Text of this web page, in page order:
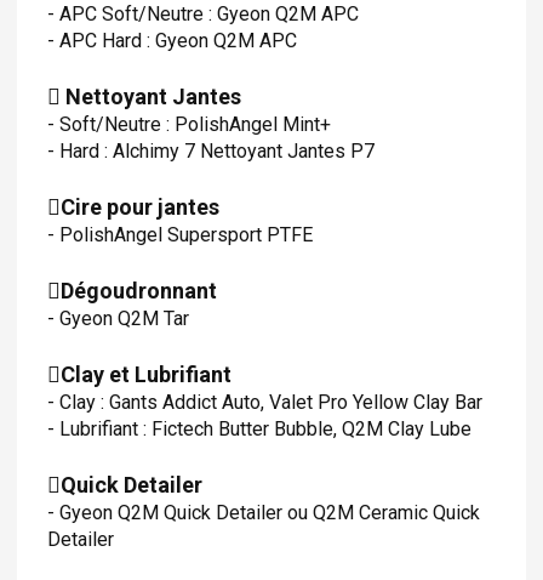
- APC Soft/Neutre : Gyeon Q2M APC
- APC Hard : Gyeon Q2M APC
Nettoyant Jantes
- Soft/Neutre : PolishAngel Mint+
- Hard : Alchimy 7 Nettoyant Jantes P7
Cire pour jantes
- PolishAngel Supersport PTFE
Dégoudronnant
- Gyeon Q2M Tar
Clay et Lubrifiant
- Clay : Gants Addict Auto, Valet Pro Yellow Clay Bar
- Lubrifiant : Fictech Butter Bubble, Q2M Clay Lube
Quick Detailer
- Gyeon Q2M Quick Detailer ou Q2M Ceramic Quick
Detailer